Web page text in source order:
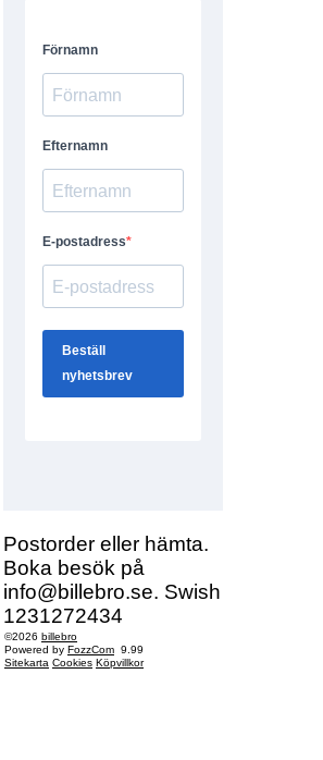
Postorder eller hämta.
Boka besök på
info@billebro.se. Swish
1231272434
©2026 billebro
Powered by FozzCom 9.99
Sitekarta Cookies Köpvillkor